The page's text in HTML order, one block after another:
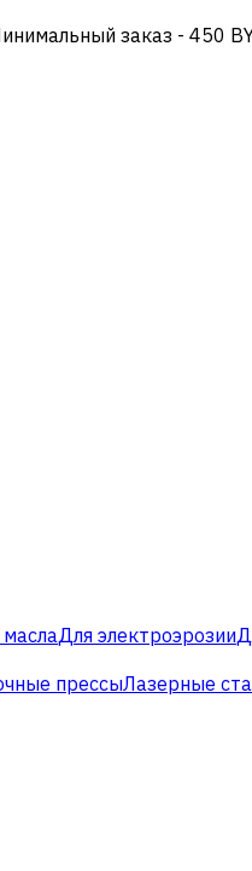
заказ - 450
Для электроэрозии
прессыЛазерные